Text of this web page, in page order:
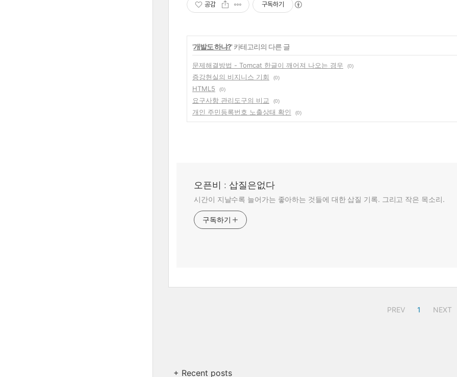
공감 구독하기
'개발도 하냐?' 카테고리의 다른 글
문제해결방법 - Tomcat 한글이 깨어져 나오는 경우 (0)
증강현실의 비지니스 기회 (0)
HTML5 (0)
요구사항 관리도구의 비교 (0)
개인 주민등록번호 노출상태 확인 (0)
오픈비 : 삽질은없다
시간이 지날수록 늘어가는 좋아하는 것들에 대한 삽질 기록. 그리고 작은 목소리.
구독하기
PREV 1 NEXT
+ Recent posts